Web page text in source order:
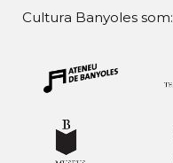
Cultura Banyoles som: